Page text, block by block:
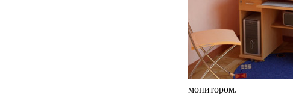
монитором.